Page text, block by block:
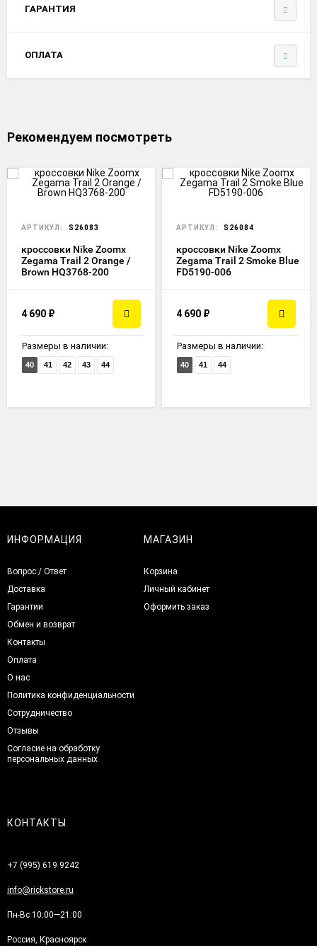
ГАРАНТИЯ
ОПЛАТА
Рекомендуем посмотреть
АРТИКУЛ: S26083
кроссовки Nike Zoomx
Zegama Trail 2 Orange /
Brown HQ3768-200
4 690 ₽
Размеры в наличии:
40 41 42 43 44
АРТИКУЛ: S26084
кроссовки Nike Zoomx
Zegama Trail 2 Smoke Blue
FD5190-006
4 690 ₽
Размеры в наличии:
40 41 44
ИНФОРМАЦИЯ
Вопрос / Ответ
Доставка
Гарантии
Обмен и возврат
Контакты
Оплата
О нас
Политика конфиденциальности
Сотрудничество
Отзывы
Согласие на обработку
персональных данных
МАГАЗИН
Корзина
Личный кабинет
Оформить заказ
КОНТАКТЫ
+7 (995) 619 9242
info@rickstore.ru
Пн-Вс 10:00—21:00
Россия, Красноярск